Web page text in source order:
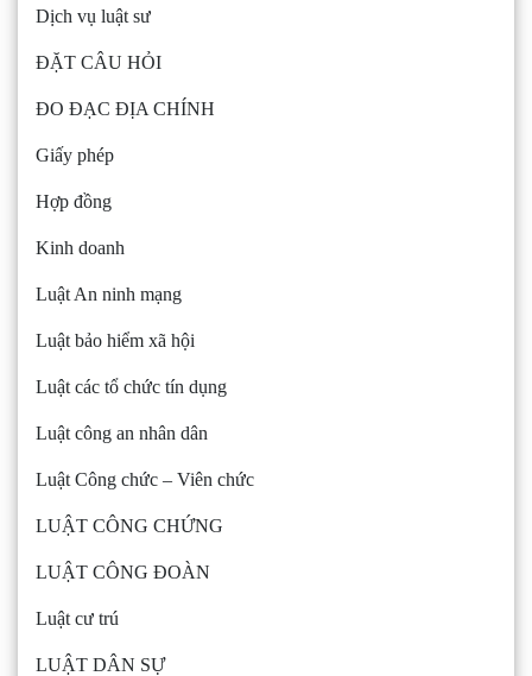
Dịch vụ luật sư
ĐẶT CÂU HỎI
ĐO ĐẠC ĐỊA CHÍNH
Giấy phép
Hợp đồng
Kinh doanh
Luật An ninh mạng
Luật bảo hiểm xã hội
Luật các tổ chức tín dụng
Luật công an nhân dân
Luật Công chức – Viên chức
LUẬT CÔNG CHỨNG
LUẬT CÔNG ĐOÀN
Luật cư trú
LUẬT DÂN SỰ